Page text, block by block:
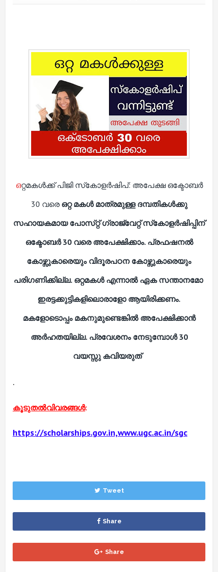
ഒറ്റമകൾക്ക് പിജി സ്‌കോളർഷിപ്: അപേക്ഷ ഒക്ടോബർ
30 വരെ ഒറ്റ മകൾ മാത്രമുള്ള ദമ്പതികൾക്കു
സഹായകമായ പോസ്‌റ്റ് ഗ്രാജ്വേറ്റ് സ്‌കോളർഷിപ്പിന്
ഒക്ടോബർ 30 വരെ അപേക്ഷിക്കാം. പ്രഫഷനൽ
കോഴ്സുകാരെയും വിദൂരപഠന കോഴ്സുകാരെയും
പരിഗണിക്കില്ല. ഒറ്റമകൾ എന്നാൽ ഏക സന്താനമോ
ഇരട്ടക്കുട്ടികളിലൊരാളോ ആയിരിക്കണം.
മകളോടൊപ്പം മകനുമുണ്ടെങ്കിൽ അപേക്ഷിക്കാൻ
അർഹതയില്ല. പ്രവേശനം നേടുമ്പോൾ 30
വയസ്സു കവിയരുത്
.
കൂടുതൽവിവരങ്ങൾ:
https://scholarships.gov.in,www.ugc.ac.in/sgc
Tweet
Share
Share